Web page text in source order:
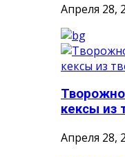
Апреля 28,
кексы из
Апреля 28,